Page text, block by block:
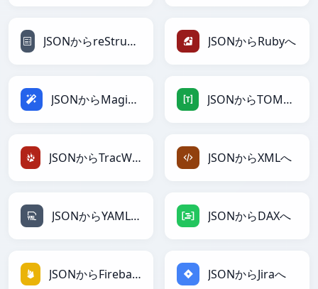
JSONからreStructuredTextへ JSONからRubyへ
JSONからMagicへ JSONからTOMLへ
JSONからTracWikiへ JSONからXMLへ
JSONからYAMLへ JSONからDAXへ
JSONからFirebaseへ JSONからJiraへ